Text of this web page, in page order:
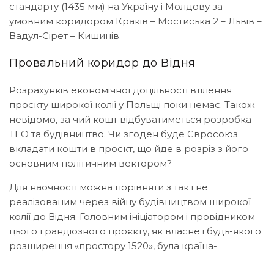
стандарту (1435 мм) на Україну і Молдову за
умовним коридором Краків – Мостиська 2 – Львів –
Вадул-Сірет – Кишинів.
Провальний коридор до Відня
Розрахунків економічної доцільності втілення
проєкту широкої колії у Польщі поки немає. Також
невідомо, за чий кошт відбуватиметься розробка
ТЕО та будівництво. Чи згоден буде Євросоюз
вкладати кошти в проєкт, що йде в розріз з його
основним політичним вектором?
Для наочності можна порівняти з так і не
реалізованим через війну будівництвом широкої
колії до Відня. Головним ініціатором і провідником
цього грандіозного проєкту, як власне і будь-якого
розширення «простору 1520», була країна-